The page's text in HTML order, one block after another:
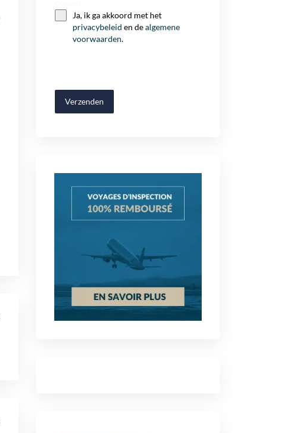
Ja, ik ga akkoord met het
privacybeleid en dealgemene
voorwaarden.
Verzenden